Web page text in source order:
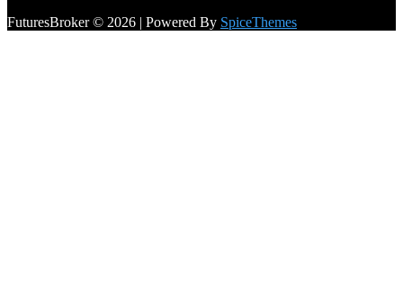
FuturesBroker © 2026 | Powered By SpiceThemes